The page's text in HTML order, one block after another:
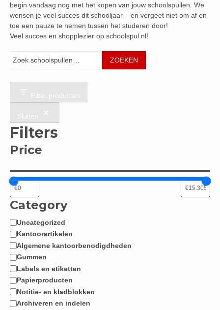
begin vandaag nog met het kopen van jouw schoolspullen. We
wensen je veel succes dit schooljaar – en vergeet niet om af en
toe een pauze te nemen tussen het studeren door!
Veel succes en shopplezier op schoolspul.nl!
ZOEKEN
Filter producten
Sluiten
Filters
Price
Category
Categorie
Uncategorized
Kantoorartikelen
Algemene kantoorbenodigdheden
Gummen
Labels en etiketten
Papierproducten
Notitie- en kladblokken
Archiveren en indelen